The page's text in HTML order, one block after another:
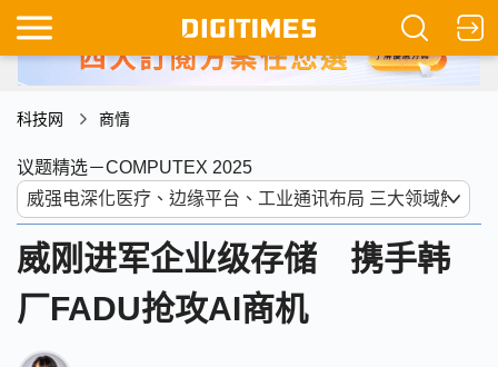
科技网 商情
议题精选－COMPUTEX 2025
威刚进军企业级存储 携手韩
厂FADU抢攻AI商机